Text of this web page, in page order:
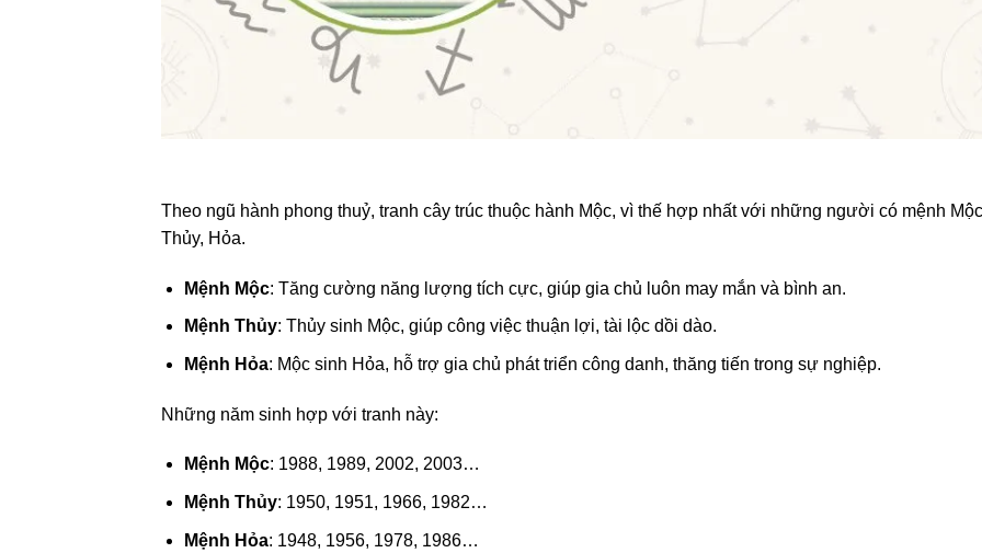
Theo ngũ hành phong thuỷ, tranh cây trúc thuộc hành Mộc, vì thế hợp nhất với những người có mệnh
Thủy, Hỏa.
Mệnh Mộc: Tăng cường năng lượng tích cực, giúp gia chủ luôn may mắn và bình an.
Mệnh Thủy: Thủy sinh Mộc, giúp công việc thuận lợi, tài lộc dồi dào.
Mệnh Hỏa: Mộc sinh Hỏa, hỗ trợ gia chủ phát triển công danh, thăng tiến trong sự nghiệp.
Những năm sinh hợp với tranh này:
Mệnh Mộc: 1988, 1989, 2002, 2003…
Mệnh Thủy: 1950, 1951, 1966, 1982…
Mệnh Hỏa: 1948, 1956, 1978, 1986…